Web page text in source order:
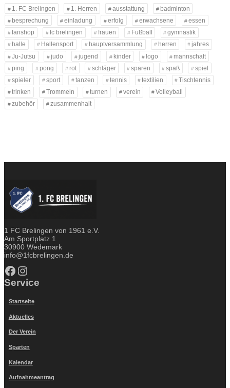
1. FC Brelingen 1. Herren ausstattung
badminton
besprechung
einladung erfolg erwachsene
essen
fanshop
fc brelingen frauen Fußball
gymnastik
halle
Hallensport hauptversammlung herren
jahres
Ju-Jutsu
judo jugend kinder logo
mannschaft
ping
pong rot schläger sparen spaß
spiel
spieler
sport tanzen tennis textilien
Tischtennis
trinken
Trommeln turnen verein
Volleyball
zubehör
zusammenhalt
1 FC Brelingen von 1961 e.V.
Am Sportplatz 1
30900 Wedemark
info@1fcbrelingen.de
Facebook Instagram
Service
Startseite
Aktuelles
Der Verein
Sparten
Kalendar
Aufnahmeantrag